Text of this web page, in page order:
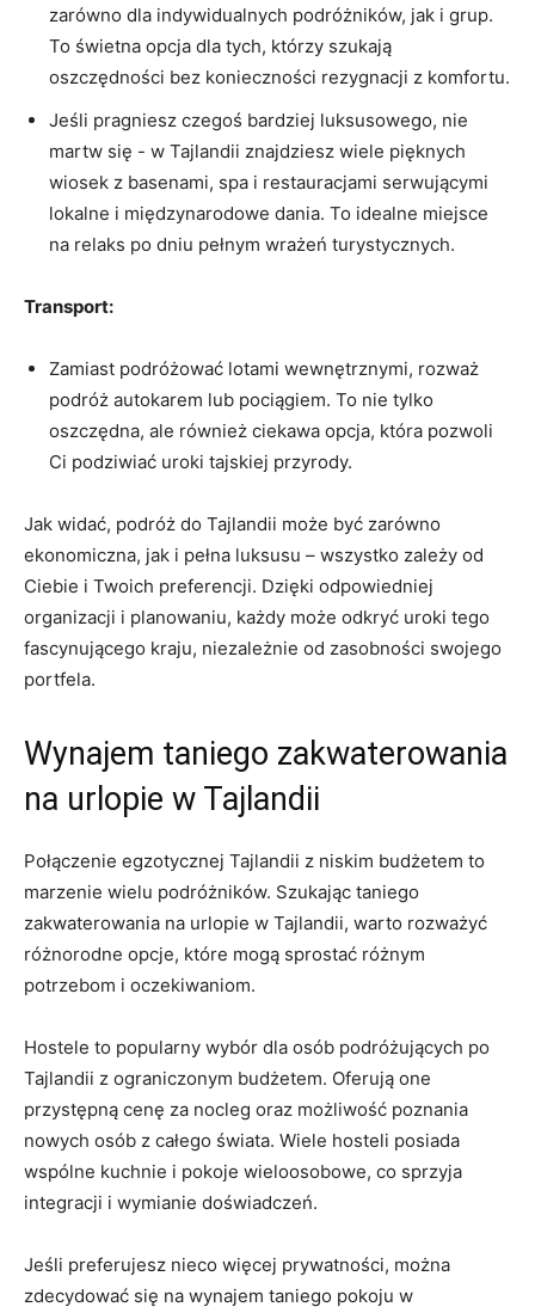
zarówno dla indywidualnych ‍podróżników, jak i grup.
To świetna‌ opcja dla tych, którzy​ szukają
oszczędności bez konieczności rezygnacji z komfortu.
Jeśli‌ pragniesz czegoś bardziej luksusowego,⁢ nie
‌martw się ⁣- w Tajlandii znajdziesz wiele‌ pięknych⁢
wiosek ⁣z basenami, spa i restauracjami serwującymi
lokalne⁣ i międzynarodowe dania.⁢ To idealne miejsce
na relaks po dniu‌ pełnym wrażeń turystycznych.
Transport:
Zamiast⁤ podróżować lotami wewnętrznymi, rozważ‍
podróż autokarem lub ⁣pociągiem. To nie tylko
oszczędna, ‍ale również ciekawa opcja, która pozwoli
Ci ​podziwiać ⁤uroki tajskiej⁤ przyrody.
Jak widać, podróż do Tajlandii ⁣może być zarówno
ekonomiczna, jak i pełna luksusu – ‍wszystko zależy od​
Ciebie i Twoich preferencji. Dzięki odpowiedniej
organizacji i planowaniu, każdy ‍może⁣ odkryć uroki tego⁣
fascynującego kraju,​ niezależnie⁣ od zasobności swojego
portfela.
Wynajem taniego zakwaterowania
na urlopie w Tajlandii
Połączenie egzotycznej Tajlandii z niskim budżetem to
marzenie wielu ⁢podróżników. ⁤Szukając taniego
zakwaterowania ​na urlopie w Tajlandii, warto⁤ rozważyć
różnorodne opcje, które mogą sprostać różnym
potrzebom i oczekiwaniom.
Hostele to‌ popularny ‍wybór‌ dla ‍osób podróżujących po
Tajlandii z ograniczonym ‌budżetem. Oferują one​
przystępną cenę za nocleg oraz możliwość poznania
nowych osób z całego świata.‌ Wiele ⁣hosteli posiada
wspólne kuchnie i pokoje ​wieloosobowe, co‍ sprzyja
integracji i wymianie doświadczeń.
Jeśli ⁤preferujesz nieco więcej prywatności, można
zdecydować ⁣się na wynajem taniego pokoju w